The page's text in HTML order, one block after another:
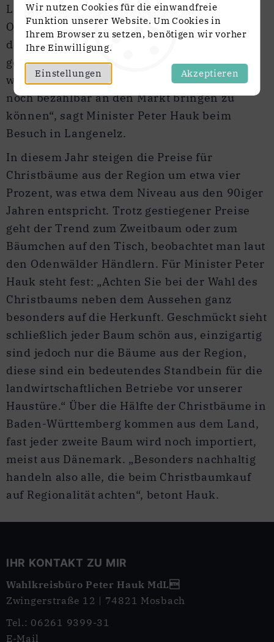
Wir nutzen Cookies für die einwandfreie
Funktion unserer Website. Um Cookies in
Ihrem Browser zu setzen, benötigen wir vorher
Ihre Einwilligung.
Einstellungen Akzeptieren
Landwirtschaftsbetriebe, gerade auch die im
Obst- und Gemüsebau. Das Hochschrauben
der Lohnkosten müsse gesamtwirtschaftlich
gestoppt werden, um in Zukunft Erzeugnisse
wie Christbäume aus Baden-Württemberg
noch bezahlbar an den Markt bringen zu
können“, sagt Minister Peter Hauk beim
Besuch in Langenelz.
In diesem Jahr steigen die Preise für
Christbäume aus der Region um etwa vier
Prozent, was etwa dem Niveau aus den 90iger
Jahren entspricht. Trotz gestiegener Preise
geht der Trend zum Zweitbaum oder zum
Bäumchen auf den Tisch, beobachtet man laut
den Odenwälder Händlern. Für Minister Peter
Hauk steht fest: „Achten Sie bei der Wahl des
Christbaums neben dem Aussehen ganz
besonders auf die Herkunft. Geschmückt sieht
schließlich jeder Baum schön aus, einzigartig
sind jedoch nur die Bäume aus der Region,
diese sind ein bedeutendes Standbein für die
landwirtschaftlichen Betriebe vor unserer
Haustüre.“ Über die Hälfte der Christbäume in
Baden-Württemberg kommen aus dem Land,
fast jeder zweite Baum wird noch importiert,
meist aus Dänemark. „Besonders nachhaltig
handeln also alle, die beim Christbaumkauf
auf Regionalität achten“, betont Hauk.
IHR KONTAKT ZU MIR
Wahlkreisbüro Peter Hauk MdL
Zwingerstraße 12 | 74821 Mosbach
Tel.: 06261 9399-31
E-Mail